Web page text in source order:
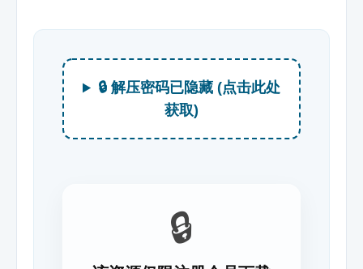
🔒 解压密码已隐藏 (点击此处
获取)
🔒